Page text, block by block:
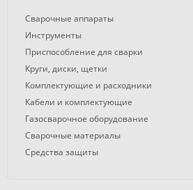
Сварочные аппараты
Инструменты
Приспособление для сварки
Круги, диски, щетки
Комплектующие и расходники
Кабели и комплектующие
Газосварочное оборудование
Сварочные материалы
Средства защиты